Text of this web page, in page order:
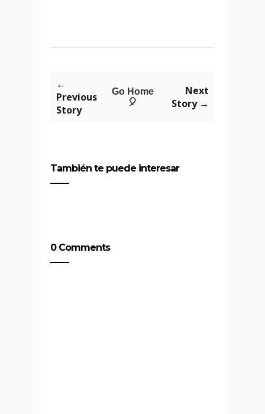
←
Previous
Story
Go Home
🎈
Next
Story →
También te puede interesar
0 Comments